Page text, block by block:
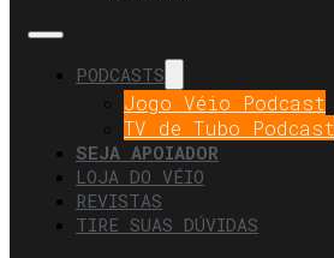
PODCASTS
Jogo Véio Podcast
TV de Tubo Podcast
SEJA APOIADOR
LOJA DO VÉIO
REVISTAS
TIRE SUAS DÚVIDAS